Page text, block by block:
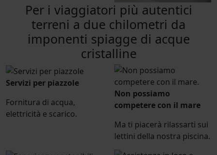
Per i viaggiatori più autentici
terreni a due chilometri da
imponenti spiagge di acque
cristalline
Servizi per piazzole
Fornitura di acqua,
elettricità e scarico.
Non possiamo
competere con il mare
Ma ti piacerà rilassarti sui
lettini della nostra piscina.